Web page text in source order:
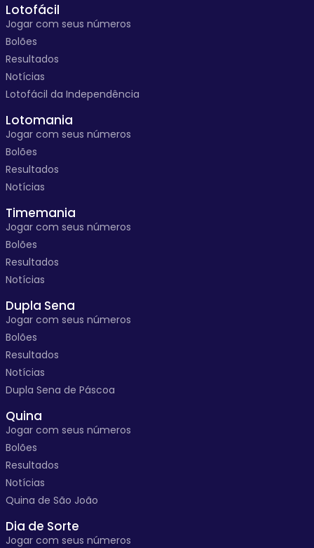
Lotofácil
Jogar com seus números
Bolões
Resultados
Notícias
Lotofácil da Independência
Lotomania
Jogar com seus números
Bolões
Resultados
Notícias
Timemania
Jogar com seus números
Bolões
Resultados
Notícias
Dupla Sena
Jogar com seus números
Bolões
Resultados
Notícias
Dupla Sena de Páscoa
Quina
Jogar com seus números
Bolões
Resultados
Notícias
Quina de São João
Dia de Sorte
Jogar com seus números